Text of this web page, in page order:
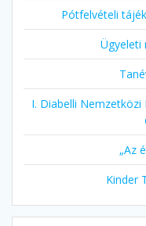
Pótfelvételi
Ügyeleti
I. Diabelli
„Az
Kinder